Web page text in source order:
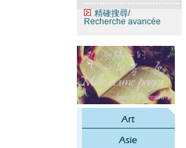
精確搜尋/
Recherche avancée